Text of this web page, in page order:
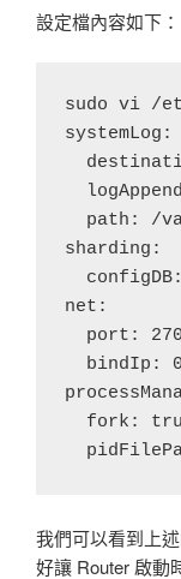
設定檔內容如下：
sudo vi /
systemLog:
path: /
sharding:
net:
port:
bindIp:
fork:
我們可以看到上
好讓 Router 啟動